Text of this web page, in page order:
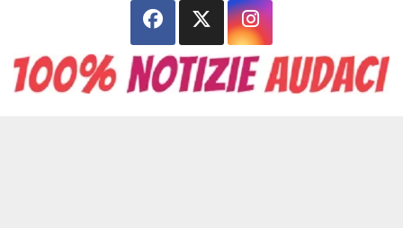
contenuto